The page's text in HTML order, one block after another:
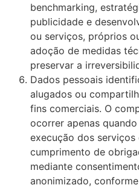
benchmarking,
publicidade e
ou serviços, próprios
adoção de medidas
preservar a
Dados pessoais
alugados ou
fins comerciais. O
ocorrer apenas
execução dos
cumprimento de
mediante
anonimizado,